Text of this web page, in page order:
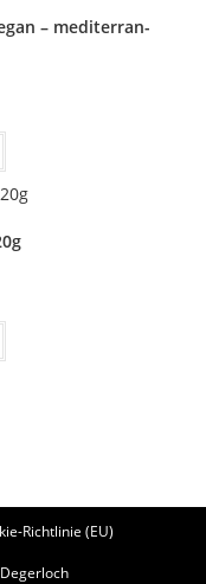
– mediterran-
Richtlinie (EU)